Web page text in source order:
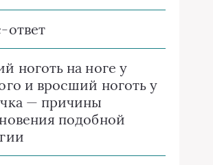
ответ
ноготь на ноге у
и вросший ноготь у
— причины
подобной